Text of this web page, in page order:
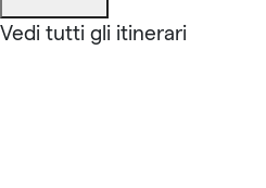
Vedi tutti gli itinerari